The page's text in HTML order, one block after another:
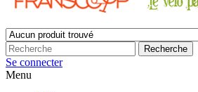
Recherche
Se connecter
Menu